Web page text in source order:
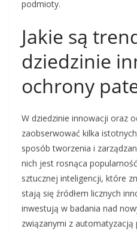
podmioty.
Jakie są
dziedzinie
ochrony
W dziedzinie innowacji oraz
zaobserwować kilka
sposób tworzenia i
nich jest rosnąca
sztucznej inteligencji, które
stają się źródłem licznych
inwestują w badania nad
związanymi z automatyzacją